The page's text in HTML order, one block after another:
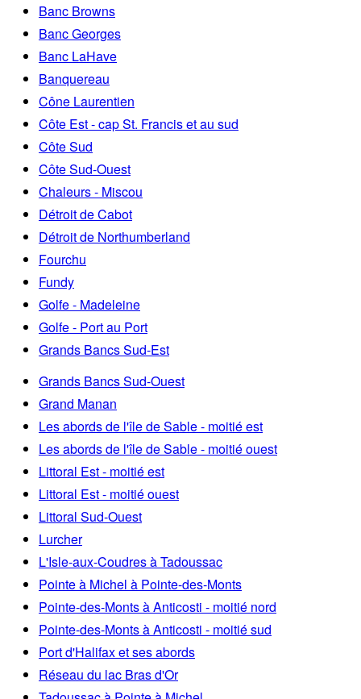
Banc Browns
Banc Georges
Banc LaHave
Banquereau
Cône Laurentien
Côte Est - cap St. Francis et au sud
Côte Sud
Côte Sud-Ouest
Chaleurs - Miscou
Détroit de Cabot
Détroit de Northumberland
Fourchu
Fundy
Golfe - Madeleine
Golfe - Port au Port
Grands Bancs Sud-Est
Grands Bancs Sud-Ouest
Grand Manan
Les abords de l'île de Sable - moitié est
Les abords de l'île de Sable - moitié ouest
Littoral Est - moitié est
Littoral Est - moitié ouest
Littoral Sud-Ouest
Lurcher
L'Isle-aux-Coudres à Tadoussac
Pointe à Michel à Pointe-des-Monts
Pointe-des-Monts à Anticosti - moitié nord
Pointe-des-Monts à Anticosti - moitié sud
Port d'Halifax et ses abords
Réseau du lac Bras d'Or